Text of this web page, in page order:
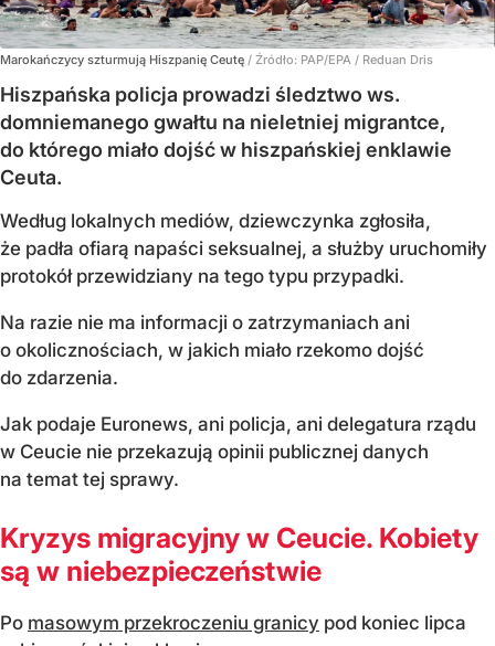
Marokańczycy szturmują Hiszpanię Ceutę / Źródło: PAP/EPA / Reduan Dris
Hiszpańska policja prowadzi śledztwo ws.
domniemanego gwałtu na nieletniej migrantce,
do którego miało dojść w hiszpańskiej enklawie
Ceuta.
Według lokalnych mediów, dziewczynka zgłosiła,
że padła ofiarą napaści seksualnej, a służby uruchomiły
protokół przewidziany na tego typu przypadki.
Na razie nie ma informacji o zatrzymaniach ani
o okolicznościach, w jakich miało rzekomo dojść
do zdarzenia.
Jak podaje Euronews, ani policja, ani delegatura rządu
w Ceucie nie przekazują opinii publicznej danych
na temat tej sprawy.
Kryzys migracyjny w Ceucie. Kobiety
są w niebezpieczeństwie
Po masowym przekroczeniu granicy pod koniec lipca